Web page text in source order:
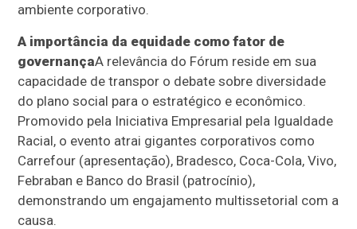
ambiente corporativo.
A importância da equidade como fator de
governançaA relevância do Fórum reside em sua
capacidade de transpor o debate sobre diversidade
do plano social para o estratégico e econômico.
Promovido pela Iniciativa Empresarial pela Igualdade
Racial, o evento atrai gigantes corporativos como
Carrefour (apresentação), Bradesco, Coca-Cola, Vivo,
Febraban e Banco do Brasil (patrocínio),
demonstrando um engajamento multissetorial com a
causa.